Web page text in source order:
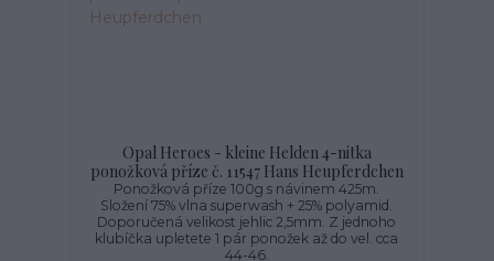
Opal Heroes - kleine Helden 4-nitka
ponožková příze č. 11547 Hans Heupferdchen
Ponožková příze 100g s návinem 425m.
Složení 75% vlna superwash + 25% polyamid.
Doporučená velikost jehlic 2,5mm. Z jednoho
klubíčka upletete 1 pár ponožek až do vel. cca
44-46.